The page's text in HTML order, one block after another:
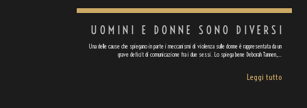
UOMINI E DONNE SONO DIVERSI
Una delle cause che spiegano in parte i meccanismi di violenza sulle donne è rappresentata da un
grave deficit di comunicazione fra i due sessi. Lo spiega bene Deborah Tannen,…
Leggi tutto